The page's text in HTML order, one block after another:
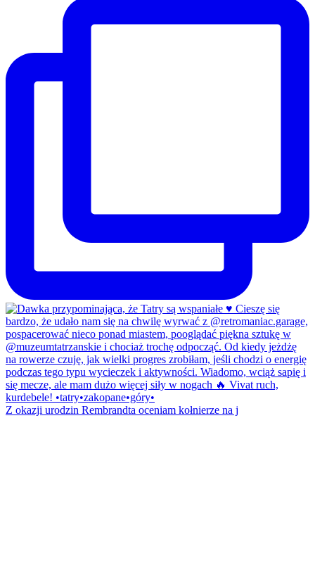
Z okazji urodzin Rembrandta oceniam kołnierze na j